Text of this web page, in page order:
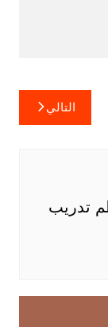
التالي
تدريب